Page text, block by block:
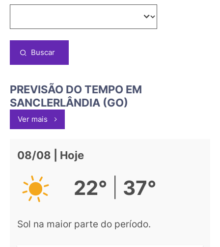
Buscar
PREVISÃO DO TEMPO EM
SANCLERLÂNDIA (GO)
Ver mais
08/08 | Hoje
22° 37°
Sol na maior parte do período.